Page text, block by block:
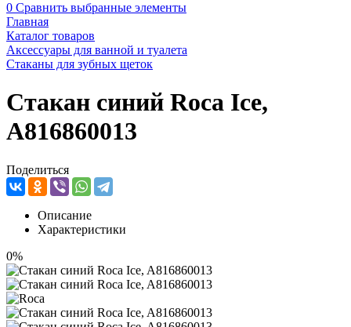
0 Сравнить выбранные элементы
Главная
Каталог товаров
Аксессуары для ванной и туалета
Стаканы для зубных щеток
Стакан синий Roca Ice,
A816860013
Поделиться
Описание
Характеристики
0%